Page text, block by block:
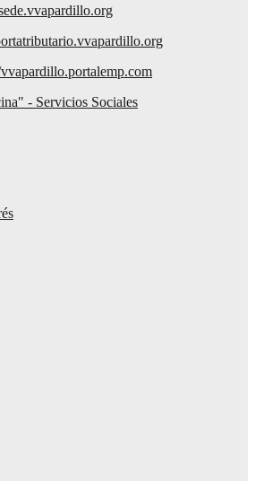
- Servicios Sociales